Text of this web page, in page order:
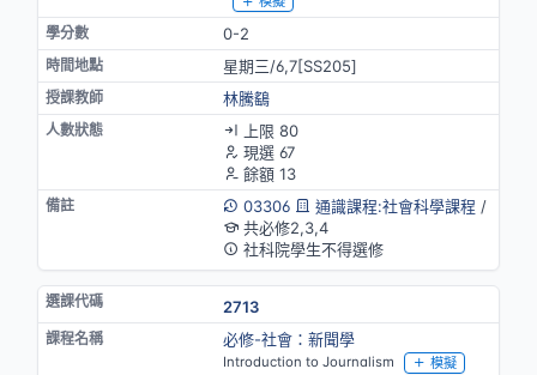
0-2
星期三/6,7[SS205]
林騰鷂
上限 80
現選 67
餘額 13
03306
通識課程:社會科學課程 /
共必修2,3,4
社科院學生不得選修
2713
必修-社會：新聞學
Introduction to Journalism 模擬